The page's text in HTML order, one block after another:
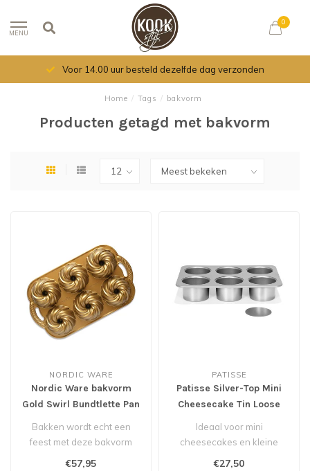
MENU
0
Voor 14.00 uur besteld dezelfde dag verzonden
Home / Tags / bakvorm
Producten getagd met bakvorm
NORDIC WARE
Nordic Ware bakvorm
Gold Swirl Bundtlette Pan
Bakken wordt echt een
feest met deze bakvorm
van Nordic Ware. De
€57,95
PATISSE
Patisse Silver-Top Mini
Cheesecake Tin Loose
Base Ø8 *
Ideaal voor mini
cheesecakes en kleine
taartjes.
€27,50